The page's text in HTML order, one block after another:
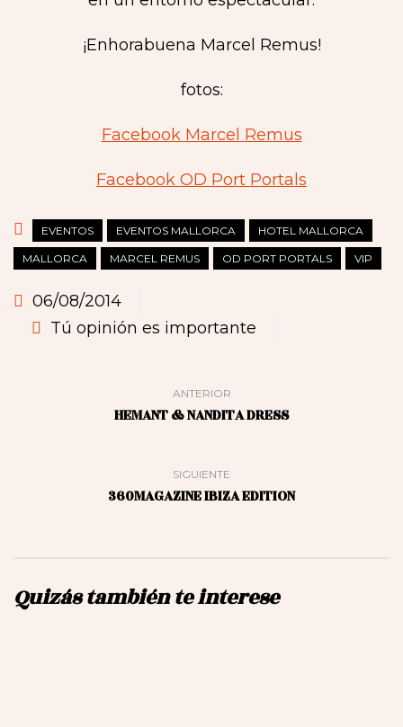
¡Enhorabuena Marcel Remus!
fotos:
Facebook Marcel Remus
Facebook OD Port Portals
EVENTOS EVENTOS MALLORCA HOTEL MALLORCA
MALLORCA MARCEL REMUS OD PORT PORTALS VIP
06/08/2014
Tú opinión es importante
ANTERIOR
HEMANT & NANDITA DRESS
SIGUIENTE
360MAGAZINE IBIZA EDITION
Quizás también te interese